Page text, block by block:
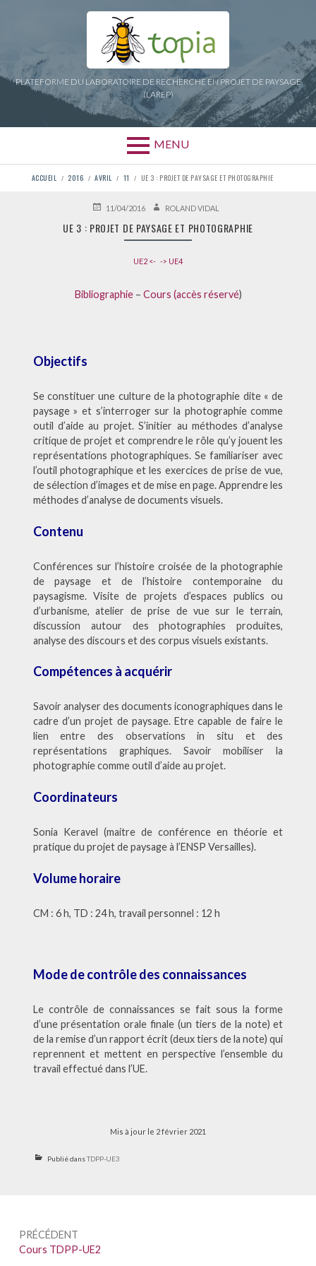
PLATEFORME DU LABORATOIRE DE RECHERCHE EN PROJET DE PAYSAGE
(LAREP)
MENU
FIL
D'ARIANE
ACCUEIL 2016 AVRIL 11 UE 3 : PROJET DE PAYSAGE ET PHOTOGRAPHIE
PUBLIÉ11/04/2016 AUTEURROLAND VIDAL
UE 3 : PROJET DE PAYSAGE ET PHOTOGRAPHIE
UE2 <- -> UE4
Bibliographie– Cours (accès réservé)
Objectifs
Se constituer une culture de la photographie dite « de
paysage » et s’interroger sur la photographie comme
outil d’aide au projet. S’initier au méthodes d’analyse
critique de projet et comprendre le rôle qu’y jouent les
représentations photographiques. Se familiariser avec
l’outil photographique et les exercices de prise de vue,
de sélection d’images et de mise en page. Apprendre les
méthodes d’analyse de documents visuels.
Contenu
Conférences sur l’histoire croisée de la photographie
de paysage et de l’histoire contemporaine du
paysagisme. Visite de projets d’espaces publics ou
d’urbanisme, atelier de prise de vue sur le terrain,
discussion autour des photographies produites,
analyse des discours et des corpus visuels existants.
Compétences à acquérir
Savoir analyser des documents iconographiques dans le
cadre d’un projet de paysage. Etre capable de faire le
lien entre des observations in situ et des
représentations graphiques. Savoir mobiliser la
photographie comme outil d’aide au projet.
Coordinateurs
Sonia Keravel (maitre de conférence en théorie et
pratique du projet de paysage à l’ENSP Versailles).
Volume horaire
CM : 6 h, TD : 24 h, travail personnel : 12 h
Mode de contrôle des connaissances
Le contrôle de connaissances se fait sous la forme
d’une présentation orale finale (un tiers de la note) et
de la remise d’un rapport écrit (deux tiers de la note) qui
reprennent et mettent en perspective l’ensemble du
travail effectué dans l’UE.
Mis à jour le 2 février 2021
Publié dansTDPP-UE3
Navigation
de
PRÉCÉDENT
Précédent :
Cours TDPP-UE2